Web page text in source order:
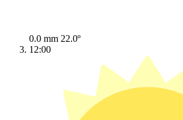
0.0 mm 22.0º
12:00